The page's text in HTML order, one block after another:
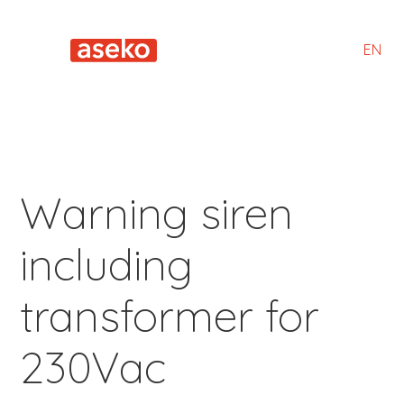
EN
Warning siren
including
transformer for
230Vac